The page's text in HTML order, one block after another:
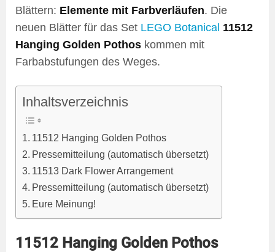
Blättern: Elemente mit Farbverläufen. Die
neuen Blätter für das Set LEGO Botanical 11512
Hanging Golden Pothos kommen mit
Farbabstufungen des Weges.
Inhaltsverzeichnis
11512 Hanging Golden Pothos
Pressemitteilung (automatisch übersetzt)
11513 Dark Flower Arrangement
Pressemitteilung (automatisch übersetzt)
Eure Meinung!
11512 Hanging Golden Pothos